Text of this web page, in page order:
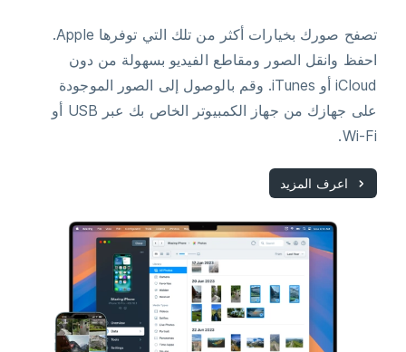
تصفح صورك بخيارات أكثر من تلك التي توفرها Apple.
احفظ وانقل الصور ومقاطع الفيديو بسهولة من دون
iCloud أو iTunes. وقم بالوصول إلى الصور الموجودة
على جهازك من جهاز الكمبيوتر الخاص بك عبر USB أو
Wi-Fi.
اعرف المزيد